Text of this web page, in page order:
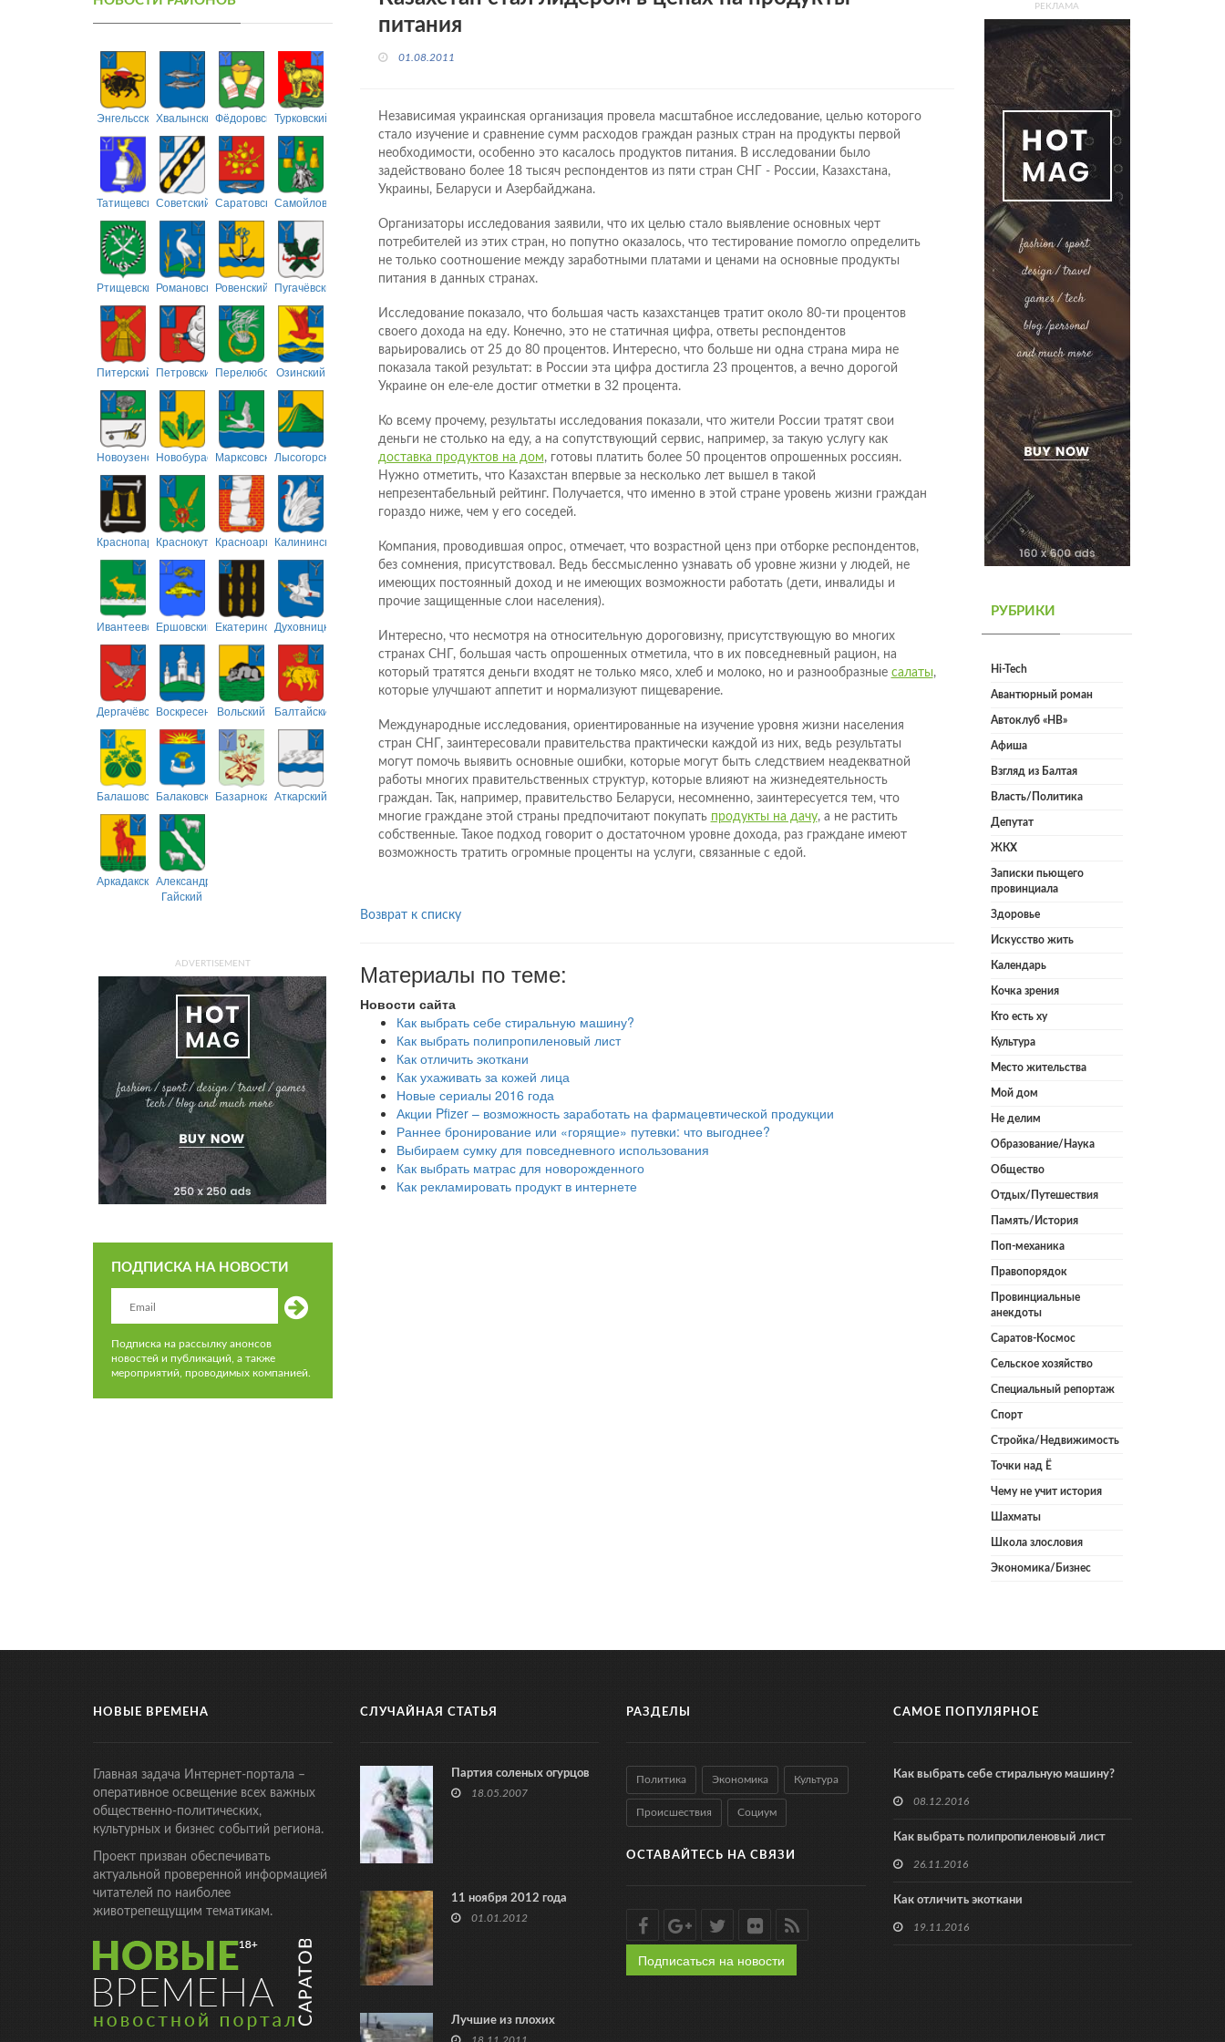
ЭнгельсскийХвалынскийФёдоровскийТурковский
ТатищевскийСоветский СаратовскийСамойловский
РтищевскийРомановскийРовенский Пугачёвский
Питерский ПетровскийПерелюбскийОзинский
НовоузенскийНовобурасскийМарксовскийЛысогорский
Краснопартизанский
КраснокутскийКрасноармейский
Калининский
ИвантеевскийЕршовский ЕкатериновскийДуховницкий
ДергачёвскийВоскресенскийВольский Балтайский
БалашовскийБалаковскийБазарнокарабулакский
Аткарский
АркадакскийАлександрово-
Гайский
ADVERTISEMENT
ПОДПИСКА НА НОВОСТИ
Подписка на рассылку анонсов
новостей и публикаций, а также
мероприятий, проводимых компанией.
питания
01.08.2011
Независимая украинская организация провела масштабное исследование, целью которого
стало изучение и сравнение сумм расходов граждан разных стран на продукты первой
необходимости, особенно это касалось продуктов питания. В исследовании было
задействовано более 18 тысяч респондентов из пяти стран СНГ - России, Казахстана,
Украины, Беларуси и Азербайджана.
Организаторы исследования заявили, что их целью стало выявление основных черт
потребителей из этих стран, но попутно оказалось, что тестирование помогло определить
не только соотношение между заработными платами и ценами на основные продукты
питания в данных странах.
Исследование показало, что большая часть казахстанцев тратит около 80-ти процентов
своего дохода на еду. Конечно, это не статичная цифра, ответы респондентов
варьировались от 25 до 80 процентов. Интересно, что больше ни одна страна мира не
показала такой результат: в России эта цифра достигла 23 процентов, а вечно дорогой
Украине он еле-еле достиг отметки в 32 процента.
Ко всему прочему, результаты исследования показали, что жители России тратят свои
деньги не столько на еду, а на сопутствующий сервис, например, за такую услугу как
доставка продуктов на дом, готовы платить более 50 процентов опрошенных россиян.
Нужно отметить, что Казахстан впервые за несколько лет вышел в такой
непрезентабельный рейтинг. Получается, что именно в этой стране уровень жизни граждан
гораздо ниже, чем у его соседей.
Компания, проводившая опрос, отмечает, что возрастной ценз при отборке респондентов,
без сомнения, присутствовал. Ведь бессмысленно узнавать об уровне жизни у людей, не
имеющих постоянный доход и не имеющих возможности работать (дети, инвалиды и
прочие защищенные слои населения).
Интересно, что несмотря на относительную дороговизну, присутствующую во многих
странах СНГ, большая часть опрошенных отметила, что в их повседневный рацион, на
который тратятся деньги входят не только мясо, хлеб и молоко, но и разнообразные салаты,
которые улучшают аппетит и нормализуют пищеварение.
Международные исследования, ориентированные на изучение уровня жизни населения
стран СНГ, заинтересовали правительства практически каждой из них, ведь результаты
могут помочь выявить основные ошибки, которые могут быть следствием неадекватной
работы многих правительственных структур, которые влияют на жизнедеятельность
граждан. Так, например, правительство Беларуси, несомненно, заинтересуется тем, что
многие граждане этой страны предпочитают покупать продукты на дачу, а не растить
собственные. Такое подход говорит о достаточном уровне дохода, раз граждане имеют
возможность тратить огромные проценты на услуги, связанные с едой.
Возврат к списку
Материалы по теме:
Новости сайта
Как выбрать себе стиральную машину?
Как выбрать полипропиленовый лист
Как отличить экоткани
Как ухаживать за кожей лица
Новые сериалы 2016 года
Акции Pfizer – возможность заработать на фармацевтической продукции
Раннее бронирование или «горящие» путевки: что выгоднее?
Выбираем сумку для повседневного использования
Как выбрать матрас для новорожденного
Как рекламировать продукт в интернете
РЕКЛАМА
РУБРИКИ
Hi-Tech
Авантюрный роман
Автоклуб «НВ»
Афиша
Взгляд из Балтая
Власть/Политика
Депутат
ЖКХ
Записки пьющего
провинциала
Здоровье
Искусство жить
Календарь
Кочка зрения
Кто есть ху
Культура
Место жительства
Мой дом
Не делим
Образование/Наука
Общество
Отдых/Путешествия
Память/История
Поп-механика
Правопорядок
Провинциальные
анекдоты
Саратов-Космос
Сельское хозяйство
Специальный репортаж
Спорт
Стройка/Недвижимость
Точки над Ё
Чему не учит история
Шахматы
Школа злословия
Экономика/Бизнес
НОВЫЕ ВРЕМЕНА
Главная задача Интернет-портала –
оперативное освещение всех важных
общественно-политических,
культурных и бизнес событий региона.
Проект призван обеспечивать
актуальной проверенной информацией
читателей по наиболее
животрепещущим тематикам.
СЛУЧАЙНАЯ СТАТЬЯ
Партия соленых огурцов
18.05.2007
11 ноября 2012 года
01.01.2012
Лучшие из плохих
РАЗДЕЛЫ
Политика Экономика Культура
Происшествия Социум
ОСТАВАЙТЕСЬ НА СВЯЗИ
Подписаться на новости
САМОЕ ПОПУЛЯРНОЕ
Как выбрать себе стиральную машину?
08.12.2016
Как выбрать полипропиленовый лист
26.11.2016
Как отличить экоткани
19.11.2016